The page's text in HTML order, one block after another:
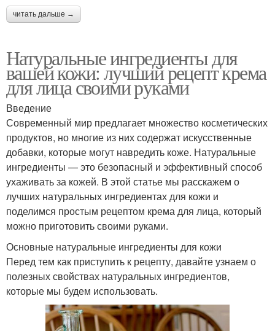
читать дальше →
Натуральные ингредиенты для
вашей кожи: лучший рецепт крема
для лица своими руками
Введение
Современный мир предлагает множество косметических
продуктов, но многие из них содержат искусственные
добавки, которые могут навредить коже. Натуральные
ингредиенты — это безопасный и эффективный способ
ухаживать за кожей. В этой статье мы расскажем о
лучших натуральных ингредиентах для кожи и
поделимся простым рецептом крема для лица, который
можно приготовить своими руками.
Основные натуральные ингредиенты для кожи
Перед тем как приступить к рецепту, давайте узнаем о
полезных свойствах натуральных ингредиентов,
которые мы будем использовать.